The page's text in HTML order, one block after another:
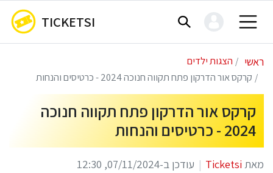
TICKETSI
ראשי
הצגות ילדים
קרקס אור הדרקון פתח תקווה חנוכה 2024 - כרטיסים והנחות
קרקס אור הדרקון פתח תקווה חנוכה
2024 - כרטיסים והנחות
מאת Ticketsi עודכן ב-07/11/2024, 12:30